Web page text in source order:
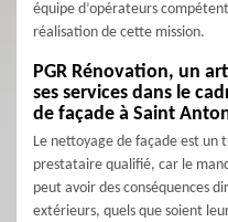
équipe d’opérateurs
réalisation de cette mission.
PGR Rénovation, un
ses services dans le
de façade à Saint
Le nettoyage de façade est
prestataire qualifié, car le
peut avoir des conséquences
extérieurs, quels que soient